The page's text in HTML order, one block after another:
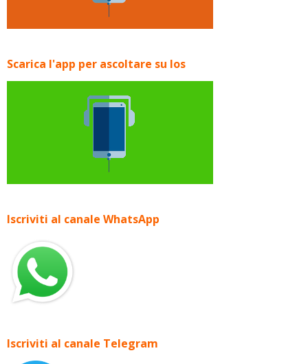
Scarica l'app per ascoltare su Ios
Iscriviti al canale WhatsApp
Iscriviti al canale Telegram